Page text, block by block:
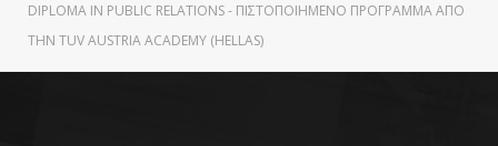
DIPLOMA IN PUBLIC RELATIONS - ΠΙΣΤΟΠΟΙΗΜΈΝΟ ΠΡΌΓΡΑΜΜΑ ΑΠΌ
ΤΗΝ TUV AUSTRIA ACADEMY (HELLAS)